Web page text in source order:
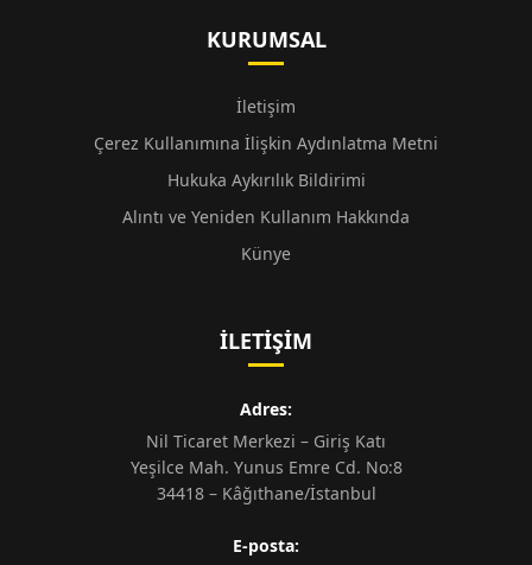
KURUMSAL
İletişim
Çerez Kullanımına İlişkin Aydınlatma Metni
Hukuka Aykırılık Bildirimi
Alıntı ve Yeniden Kullanım Hakkında
Künye
İLETIŞIM
Adres:
Nil Ticaret Merkezi – Giriş Katı
Yeşilce Mah. Yunus Emre Cd. No:8
34418 – Kâğıthane/İstanbul
E-posta: